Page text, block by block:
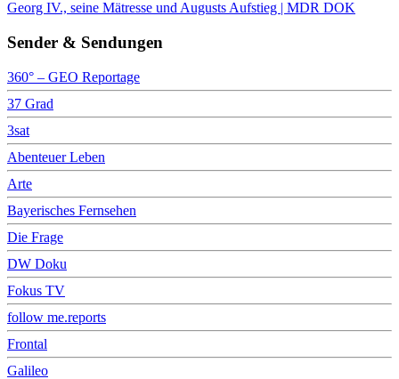
Georg IV., seine Mätresse und Augusts Aufstieg | MDR DOK
Sender & Sendungen
360° – GEO Reportage
37 Grad
3sat
Abenteuer Leben
Arte
Bayerisches Fernsehen
Die Frage
DW Doku
Fokus TV
follow me.reports
Frontal
Galileo